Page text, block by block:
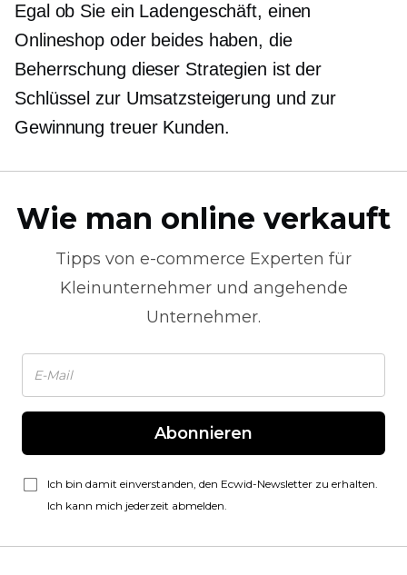
Egal ob Sie ein Ladengeschäft, einen
Onlineshop oder beides haben, die
Beherrschung dieser Strategien ist der
Schlüssel zur Umsatzsteigerung und zur
Gewinnung treuer Kunden.
Wie man online verkauft
Tipps von e-commerce Experten für
Kleinunternehmer und angehende
Unternehmer.
Abonnieren
Ich bin damit einverstanden, den Ecwid-Newsletter zu erhalten.
Ich kann mich jederzeit abmelden.